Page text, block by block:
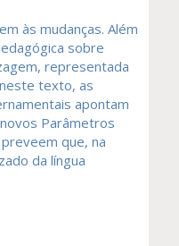
às mudanças. Além
sobre
representada
texto, as
apontam
Parâmetros
que, na
da língua